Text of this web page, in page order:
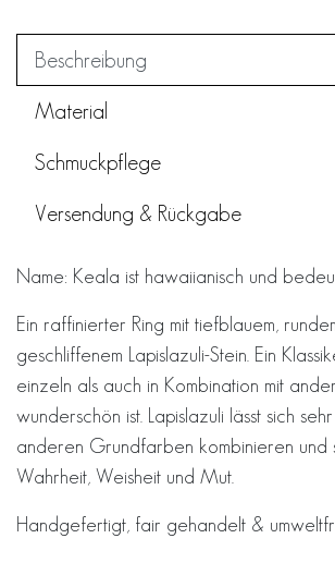
Beschreibung
Material
Schmuckpflege
Versendung & Rückgabe
Name: Keala ist hawaiianisch und
Ein raffinierter Ring mit tiefblauem,
geschliffenem Lapislazuli-Stein. Ein
einzeln als auch in Kombination mit
wunderschön ist. Lapislazuli lässt sich
anderen Grundfarben kombinieren und
Wahrheit, Weisheit und Mut.
Handgefertigt, fair gehandelt &